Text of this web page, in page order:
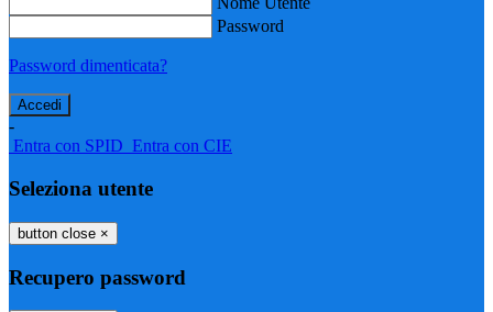
Password
Password dimenticata?
-
Entra con SPID Entra con CIE
Seleziona utente
button close ×
Recupero password